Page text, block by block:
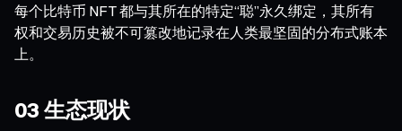
每个比特币 NFT 都与其所在的特定“聪”永久绑定，其所有
权和交易历史被不可篡改地记录在人类最坚固的分布式账本
上。
03 生态现状